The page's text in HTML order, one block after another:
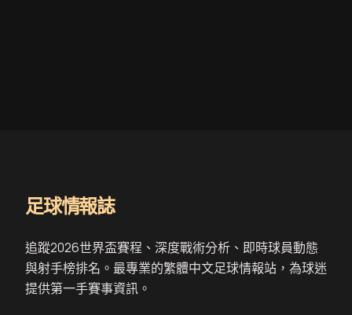
足球情報誌
追蹤2026世界盃賽程、深度戰術分析、即時球員動態
與射手榜排名。最專業的繁體中文足球情報站，為球迷
提供第一手賽事資訊。